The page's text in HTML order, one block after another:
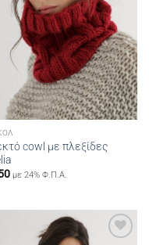
cowl με πλεξίδες
με 24% Φ.Π.Α.